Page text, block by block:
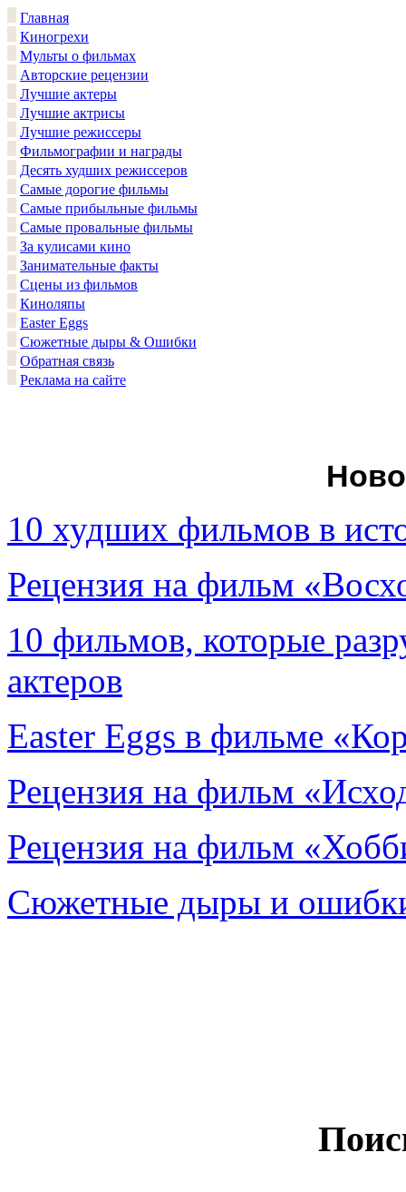
Главная
Киногрехи
Мульты о фильмах
Авторские рецензии
Лучшие актеры
Лучшие актрисы
Лучшие режиссеры
Фильмографии и награды
Десять худших режиссеров
Самые дорогие фильмы
Самые прибыльные фильмы
Самые провальные фильмы
За кулисами кино
Занимательные факты
Сцены из фильмов
Киноляпы
Easter Eggs
Сюжетные дыры & Ошибки
Обратная связь
Реклама на сайте
10 худших фильмов в
Рецензия на фильм
10 фильмов, которые
актеров
Easter Eggs в фильме
Рецензия на фильм
Рецензия на фильм
Сюжетные дыры и